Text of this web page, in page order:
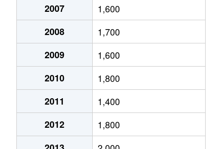
清里町
2,400万円 上小田井
清里町
1,700万円 上小田井
康生通
1,500万円 浄心
330万円 浄心
2,400万円 浄心
3,700万円 栄生
2007
1,600
2008
1,700
2009
1,600
2010
1,800
2011
1,400
2012
1,800